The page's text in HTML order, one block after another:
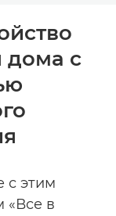
дома с
с этим
«Все в